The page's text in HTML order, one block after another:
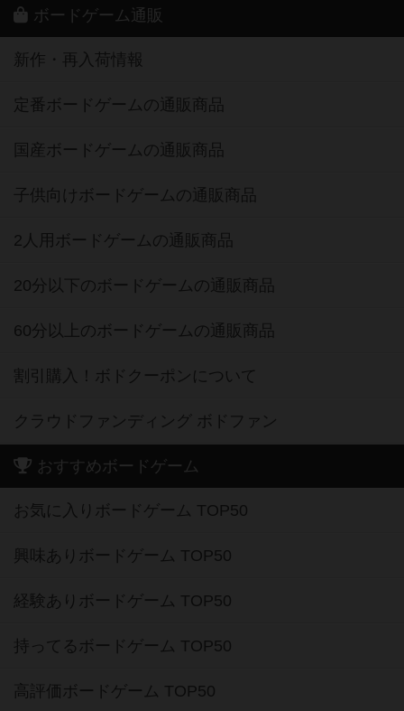
ボードゲーム通販
新作・再入荷情報
定番ボードゲームの通販商品
国産ボードゲームの通販商品
子供向けボードゲームの通販商品
2人用ボードゲームの通販商品
20分以下のボードゲームの通販商品
60分以上のボードゲームの通販商品
割引購入！ボドクーポンについて
クラウドファンディング ボドファン
おすすめボードゲーム
お気に入りボードゲーム TOP50
興味ありボードゲーム TOP50
経験ありボードゲーム TOP50
持ってるボードゲーム TOP50
高評価ボードゲーム TOP50